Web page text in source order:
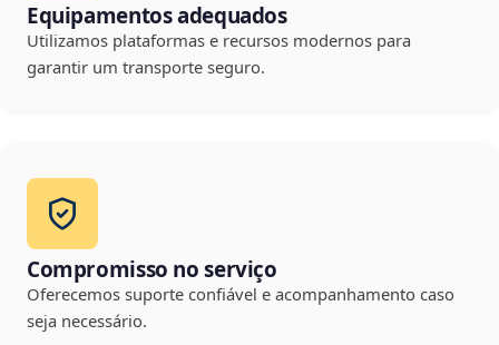
Equipamentos adequados
Utilizamos plataformas e recursos modernos para
garantir um transporte seguro.
Compromisso no serviço
Oferecemos suporte confiável e acompanhamento caso
seja necessário.